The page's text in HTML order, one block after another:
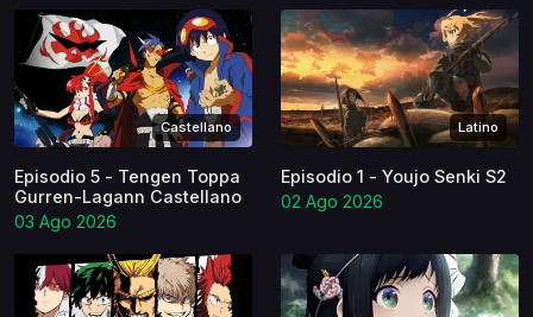
Castellano
Episodio 5 - Tengen Toppa
Gurren-Lagann Castellano
03 Ago 2026
Latino
Episodio 1 - Youjo Senki S2
02 Ago 2026